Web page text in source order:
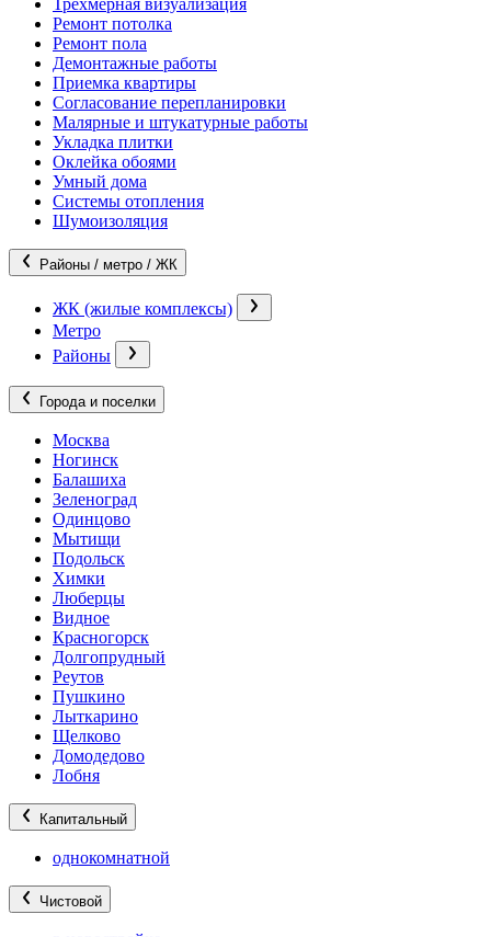
Трехмерная визуализация
Ремонт потолка
Ремонт пола
Демонтажные работы
Приемка квартиры
Согласование перепланировки
Малярные и штукатурные работы
Укладка плитки
Оклейка обоями
Умный дома
Системы отопления
Шумоизоляция
Районы / метро / ЖК
ЖК (жилые комплексы)
Метро
Районы
Города и поселки
Москва
Ногинск
Балашиха
Зеленоград
Одинцово
Мытищи
Подольск
Химки
Люберцы
Видное
Красногорск
Долгопрудный
Реутов
Пушкино
Лыткарино
Щелково
Домодедово
Лобня
Капитальный
однокомнатной
Чистовой